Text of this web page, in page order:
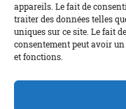
appareils. Le fait de
traiter des données telles
uniques sur ce site. Le fait
consentement peut avoir
et fonctions.
Blog